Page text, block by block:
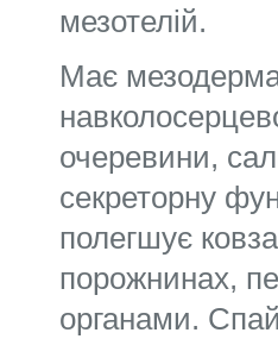
мезотелій.
Має
очеревини,
секреторну
полегшує
порожнинах,
органами.